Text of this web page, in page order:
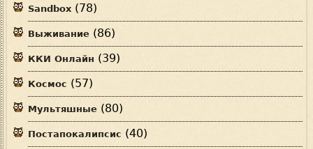
Sandbox (78)
Выживание (86)
ККИ Онлайн (39)
Космос (57)
Мультяшные (80)
Постапокалипсис (40)